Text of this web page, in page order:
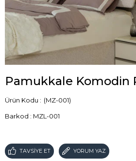
Pamukkale Komodin
(MZ-001)
Barkod : MZL-001
TAVSIYE ET YORUM YAZ